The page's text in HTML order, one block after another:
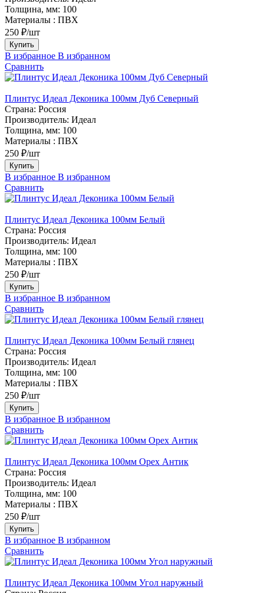
Толщина, мм: 100
Материалы : ПВХ
250 ₽/шт
Купить
В избранное В избранном
Сравнить
Плинтус Идеал Деконика 100мм Дуб Северный
Страна: Россия
Производитель: Идеал
Толщина, мм: 100
Материалы : ПВХ
250 ₽/шт
Купить
В избранное В избранном
Сравнить
Плинтус Идеал Деконика 100мм Белый
Страна: Россия
Производитель: Идеал
Толщина, мм: 100
Материалы : ПВХ
250 ₽/шт
Купить
В избранное В избранном
Сравнить
Плинтус Идеал Деконика 100мм Белый глянец
Страна: Россия
Производитель: Идеал
Толщина, мм: 100
Материалы : ПВХ
250 ₽/шт
Купить
В избранное В избранном
Сравнить
Плинтус Идеал Деконика 100мм Орех Антик
Страна: Россия
Производитель: Идеал
Толщина, мм: 100
Материалы : ПВХ
250 ₽/шт
Купить
В избранное В избранном
Сравнить
Плинтус Идеал Деконика 100мм Угол наружный